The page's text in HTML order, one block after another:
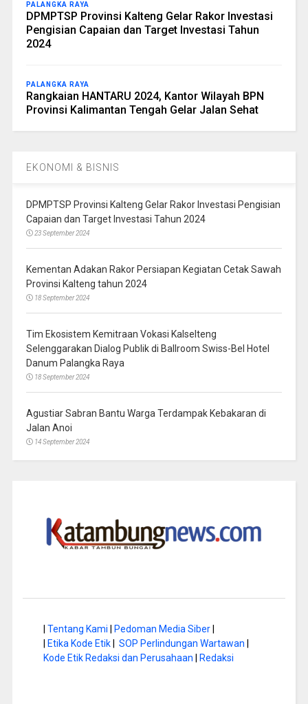
PALANGKA RAYA
DPMPTSP Provinsi Kalteng Gelar Rakor Investasi
Pengisian Capaian dan Target Investasi Tahun
2024
PALANGKA RAYA
Rangkaian HANTARU 2024, Kantor Wilayah BPN
Provinsi Kalimantan Tengah Gelar Jalan Sehat
EKONOMI & BISNIS
DPMPTSP Provinsi Kalteng Gelar Rakor Investasi Pengisian
Capaian dan Target Investasi Tahun 2024
23 September 2024
Kementan Adakan Rakor Persiapan Kegiatan Cetak Sawah
Provinsi Kalteng tahun 2024
18 September 2024
Tim Ekosistem Kemitraan Vokasi Kalselteng
Selenggarakan Dialog Publik di Ballroom Swiss-Bel Hotel
Danum Palangka Raya
18 September 2024
Agustiar Sabran Bantu Warga Terdampak Kebakaran di
Jalan Anoi
14 September 2024
Tentang Kami Pedoman Media Siber|
Etika Kode Etik| SOP Perlindungan Wartawan
Kode Etik Redaksi dan Perusahaan
Redaksi